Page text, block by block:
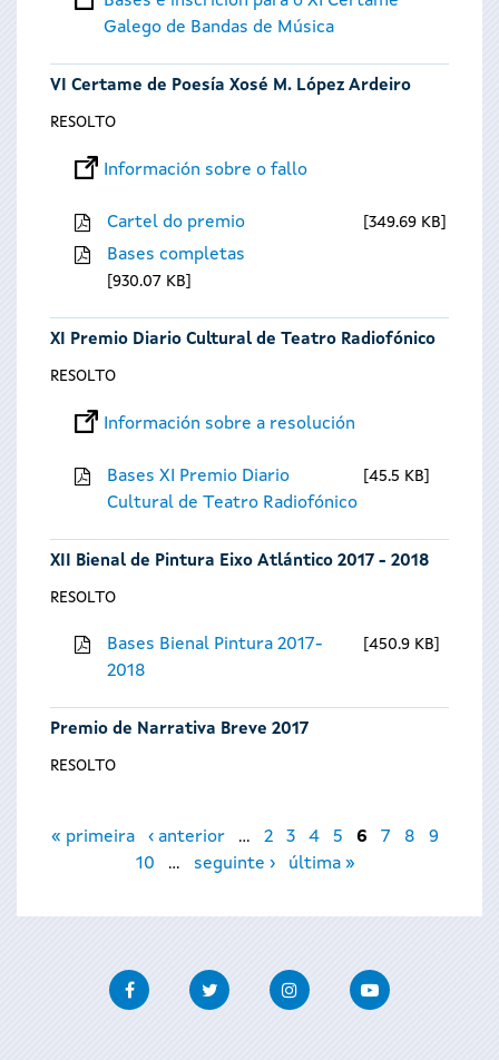
Galego de Bandas de Música
VI Certame de Poesía Xosé M. López Ardeiro
RESOLTO
Información sobre o fallo
Cartel do premio 349.69 KB
Bases completas
930.07 KB
XI Premio Diario Cultural de Teatro Radiofónico
RESOLTO
Información sobre a resolución
Bases XI Premio Diario
Cultural de Teatro Radiofónico
45.5 KB
XII Bienal de Pintura Eixo Atlántico 2017 - 2018
RESOLTO
Bases Bienal Pintura 2017-
2018
450.9 KB
Premio de Narrativa Breve 2017
RESOLTO
Páxinas
« primeira ‹ anterior … 2 3 4 5 6 7 8
9
10
… seguinte › última »
FacebookTwitter InstagramYoutube